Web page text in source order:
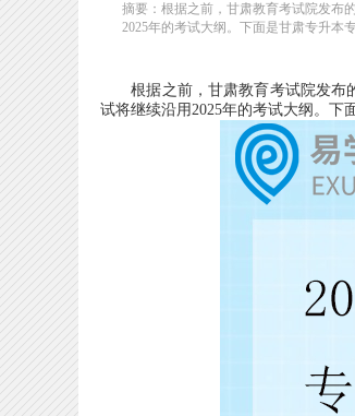
摘要：根据之前，甘肃教育考试院发布
2025年的考试大纲。下面是甘肃专升本
根据之前，甘肃教育考试院发布的
试将继续沿用2025年的考试大纲。下